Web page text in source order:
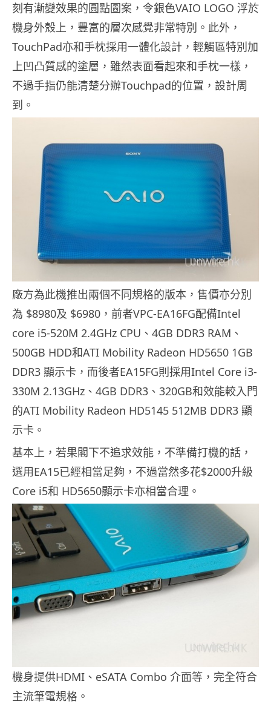
刻有漸變效果的圓點圖案，令銀色VAIO LOGO 浮於
機身外殼上，豐富的層次感覺非常特別。此外，
TouchPad亦和手枕採用一體化設計，輕觸區特別加
上凹凸質感的塗層，雖然表面看起來和手枕一樣，
不過手指仍能清楚分辦Touchpad的位置，設計周
到。
廠方為此機推出兩個不同規格的版本，售價亦分別
為 $8980及 $6980，前者VPC-EA16FG配備Intel
core i5-520M 2.4GHz CPU、4GB DDR3 RAM、
500GB HDD和ATI Mobility Radeon HD5650 1GB
DDR3 顯示卡，而後者EA15FG則採用Intel Core i3-
330M 2.13GHz、4GB DDR3、320GB和效能較入門
的ATI Mobility Radeon HD5145 512MB DDR3 顯
示卡。
基本上，若果閣下不追求效能，不準備打機的話，
選用EA15已經相當足夠，不過當然多花$2000升級
Core i5和 HD5650顯示卡亦相當合理。
機身提供HDMI、eSATA Combo 介面等，完全符合
主流筆電規格。